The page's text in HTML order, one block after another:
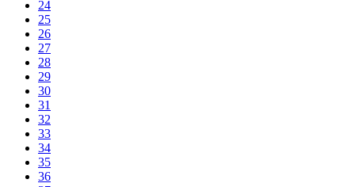
24
25
26
27
28
29
30
31
32
33
34
35
36